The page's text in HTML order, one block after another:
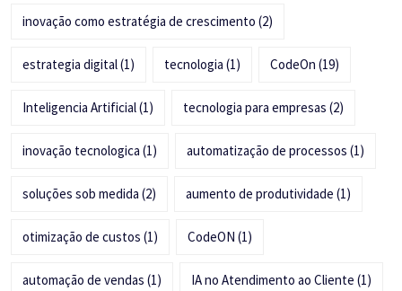
inovação como estratégia de crescimento (2)
estrategia digital(1) tecnologia (1) CodeOn (19)
Inteligencia Artificial(1) tecnologia para empresas (2)
inovação tecnologica (1) automatização de processos (1)
soluções sob medida (2) aumento de produtividade (1)
otimização de custos (1) CodeON (1)
automação de vendas (1) IA no Atendimento ao Cliente (1)